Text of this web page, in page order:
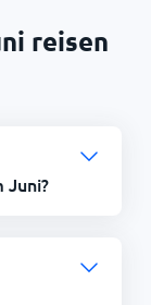
reisen
Juni?